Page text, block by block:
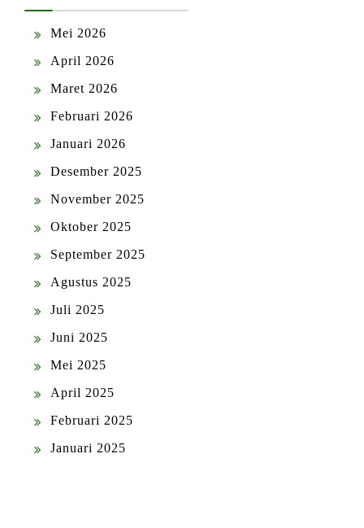
Mei 2026
April 2026
Maret 2026
Februari 2026
Januari 2026
Desember 2025
November 2025
Oktober 2025
September 2025
Agustus 2025
Juli 2025
Juni 2025
Mei 2025
April 2025
Februari 2025
Januari 2025